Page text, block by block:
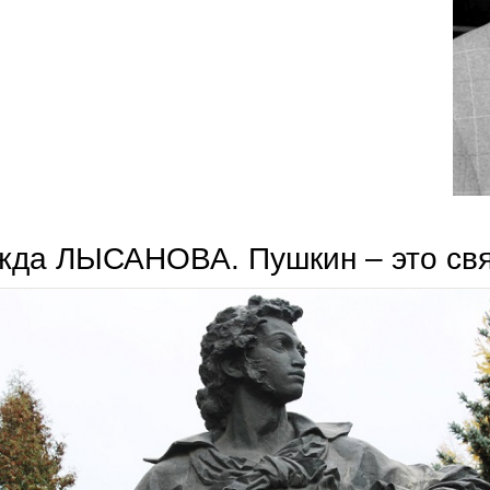
ЛЫСАНОВА. Пушкин – это